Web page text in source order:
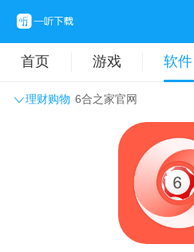
首页 游戏 软件
理财购物 6合之家官网
主题壁纸
拍摄美化